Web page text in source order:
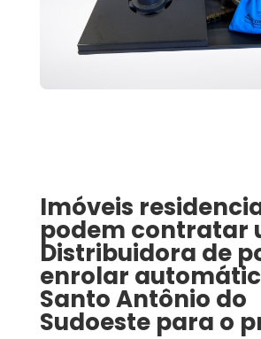
Imóveis
podem contratar
Distribuidora de
enrolar
Santo Antônio do
Sudoestepara o